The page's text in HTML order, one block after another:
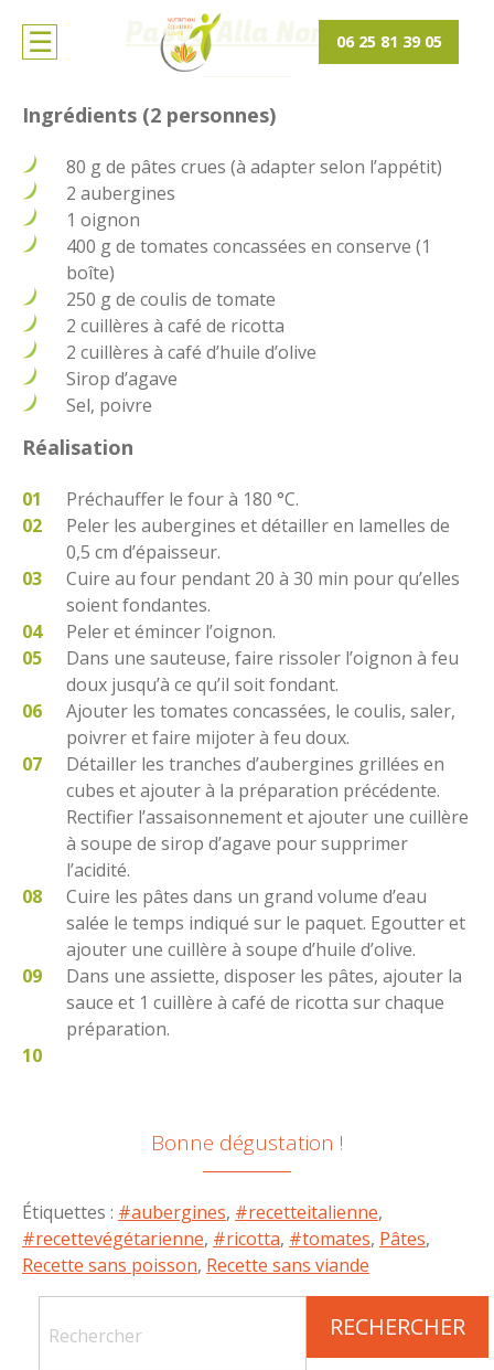
06 25 81 39 05
Pasta Alla Norma
Ingrédients (2 personnes)
80 g de pâtes crues (à adapter selon l’appétit)
2 aubergines
1 oignon
400 g de tomates concassées en conserve (1
boîte)
250 g de coulis de tomate
2 cuillères à café de ricotta
2 cuillères à café d’huile d’olive
Sirop d’agave
Sel, poivre
Réalisation
Préchauffer le four à 180 °C.
Peler les aubergines et détailler en lamelles de
0,5 cm d’épaisseur.
Cuire au four pendant 20 à 30 min pour qu’elles
soient fondantes.
Peler et émincer l’oignon.
Dans une sauteuse, faire rissoler l’oignon à feu
doux jusqu’à ce qu’il soit fondant.
Ajouter les tomates concassées, le coulis, saler,
poivrer et faire mijoter à feu doux.
Détailler les tranches d’aubergines grillées en
cubes et ajouter à la préparation précédente.
Rectifier l’assaisonnement et ajouter une cuillère
à soupe de sirop d’agave pour supprimer
l’acidité.
Cuire les pâtes dans un grand volume d’eau
salée le temps indiqué sur le paquet. Egoutter et
ajouter une cuillère à soupe d’huile d’olive.
Dans une assiette, disposer les pâtes, ajouter la
sauce et 1 cuillère à café de ricotta sur chaque
préparation.
Bonne dégustation !
Étiquettes : #aubergines, #recetteitalienne,
#recettevégétarienne, #ricotta, #tomates, Pâtes,
Recette sans poisson, Recette sans viande